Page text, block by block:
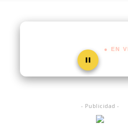
● EN
- Publicidad -